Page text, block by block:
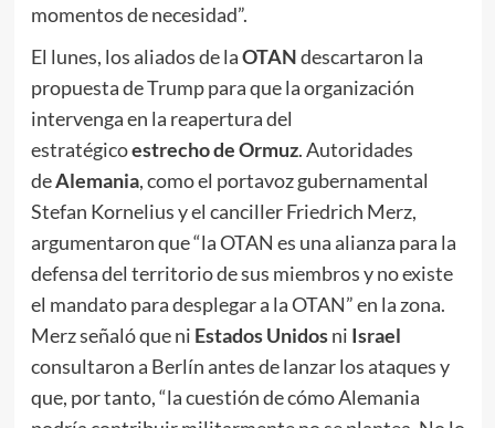
momentos de necesidad”.
El lunes, los aliados de laOTANdescartaron la
propuesta de Trump para que la organización
intervenga en la reapertura del
estratégicoestrecho de Ormuz. Autoridades
deAlemania, como el portavoz gubernamental
Stefan Kornelius y el canciller Friedrich Merz,
argumentaron que “la OTAN es una alianza para la
defensa del territorio de sus miembros y no existe
el mandato para desplegar a la OTAN” en la zona.
Merz señaló que ni Estados Unidosni Israel
consultaron a Berlín antes de lanzar los ataques y
que, por tanto, “la cuestión de cómo Alemania